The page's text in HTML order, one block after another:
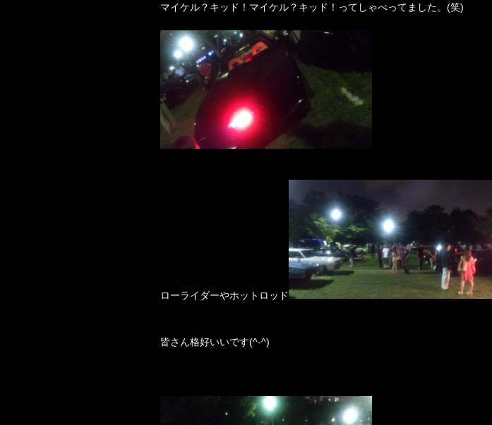
マイケル？キッド！マイケル？キッド！ってしゃべってました。(笑)
ローライダーやホットロッド
皆さん格好いいです(^-^)